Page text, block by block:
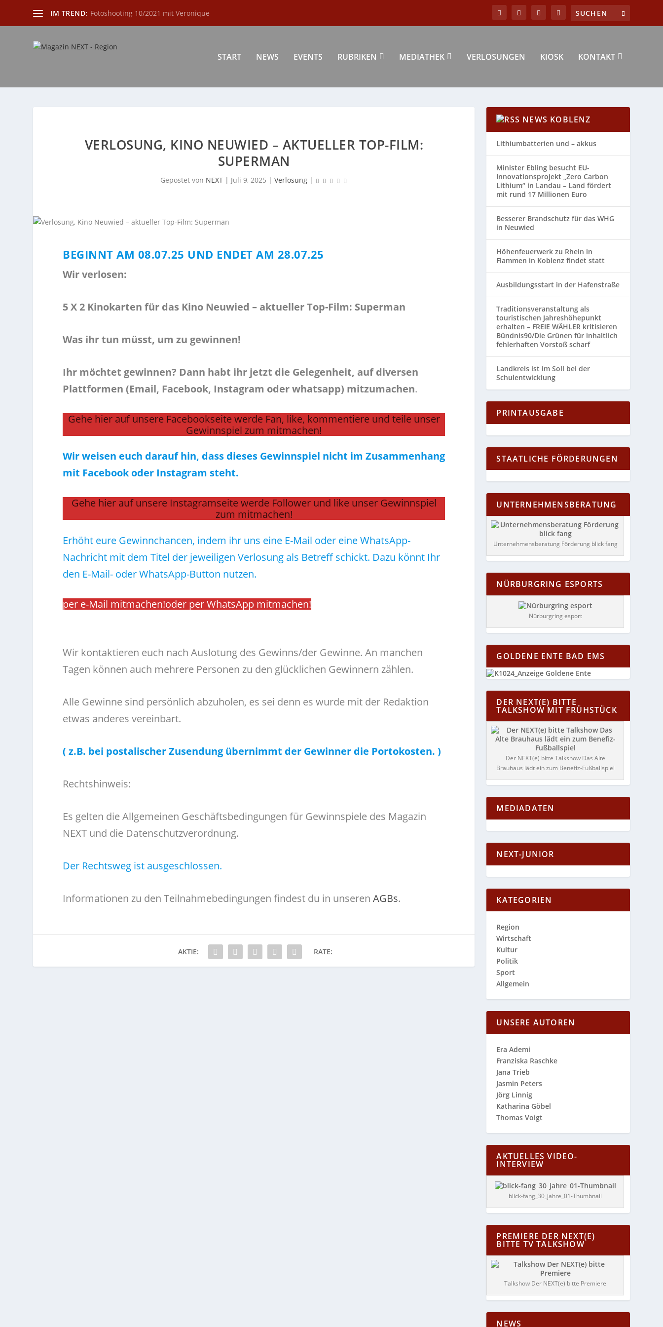
IM TREND: Fotoshooting 10/2021 mit Veronique
START NEWS EVENTS RUBRIKEN MEDIATHEK VERLOSUNGEN KIOSK KONTAKT
VERLOSUNG, KINO NEUWIED – AKTUELLER TOP-FILM:
SUPERMAN
Gepostet von NEXT| Juli 9, 2025 | Verlosung|
BEGINNT AM 08.07.25 UND ENDET AM 28.07.25
Wir verlosen:
5 X 2 Kinokarten für das Kino Neuwied – aktueller Top-Film: Superman
Was ihr tun müsst, um zu gewinnen!
Ihr möchtet gewinnen? Dann habt ihr jetzt die Gelegenheit, auf diversen
Plattformen (Email, Facebook, Instagram oder whatsapp) mitzumachen.
Gehe hier auf unsere Facebookseite werde Fan, like, kommentiere und teile unser
Gewinnspiel zum mitmachen!
Wir weisen euch darauf hin, dass dieses Gewinnspiel nicht im Zusammenhang
mit Facebook oder Instagram steht.
Gehe hier auf unsere Instagramseite werde Follower und like unser Gewinnspiel
zum mitmachen!
Erhöht eure Gewinnchancen, indem ihr uns eine E-Mail oder eine WhatsApp-
Nachricht mit dem Titel der jeweiligen Verlosung als Betreff schickt. Dazu könnt Ihr
den E-Mail- oder WhatsApp-Button nutzen.
per e-Mail mitmachen!oder per WhatsApp mitmachen!
Wir kontaktieren euch nach Auslotung des Gewinns/der Gewinne. An manchen
Tagen können auch mehrere Personen zu den glücklichen Gewinnern zählen.
Alle Gewinne sind persönlich abzuholen, es sei denn es wurde mit der Redaktion
etwas anderes vereinbart.
( z.B. bei postalischer Zusendung übernimmt der Gewinner die Portokosten. )
Rechtshinweis:
Es gelten die Allgemeinen Geschäftsbedingungen für Gewinnspiele des Magazin
NEXT und die Datenschutzverordnung.
Der Rechtsweg ist ausgeschlossen.
Informationen zu den Teilnahmebedingungen findest du in unserenAGBs.
AKTIE: RATE:
NEWS KOBLENZ
Lithiumbatterien und – akkus
Minister Ebling besucht EU-
Innovationsprojekt „Zero Carbon
Lithium“ in Landau – Land fördert
mit rund 17 Millionen Euro
Besserer Brandschutz für das WHG
in Neuwied
Höhenfeuerwerk zu Rhein in
Flammen in Koblenz findet statt
Ausbildungsstart in der Hafenstraße
Traditionsveranstaltung als
touristischen Jahreshöhepunkt
erhalten – FREIE WÄHLER kritisieren
Bündnis90/Die Grünen für inhaltlich
fehlerhaften Vorstoß scharf
Landkreis ist im Soll bei der
Schulentwicklung
PRINTAUSGABE
STAATLICHE FÖRDERUNGEN
UNTERNEHMENSBERATUNG
Unternehmensberatung Förderung blick fang
NÜRBURGRING ESPORTS
Nürburgring esport
GOLDENE ENTE BAD EMS
DER NEXT(E) BITTE
TALKSHOW MIT FRÜHSTÜCK
Der NEXT(e) bitte Talkshow Das Alte
Brauhaus lädt ein zum Benefiz-Fußballspiel
MEDIADATEN
NEXT-JUNIOR
KATEGORIEN
Region
Wirtschaft
Kultur
Politik
Sport
Allgemein
UNSERE AUTOREN
Era Ademi
Franziska Raschke
Jana Trieb
Jasmin Peters
Jörg Linnig
Katharina Göbel
Thomas Voigt
AKTUELLES VIDEO-
INTERVIEW
blick-fang_30_jahre_01-Thumbnail
PREMIERE DER NEXT(E)
BITTE TV TALKSHOW
Talkshow Der NEXT(e) bitte Premiere
NEWS